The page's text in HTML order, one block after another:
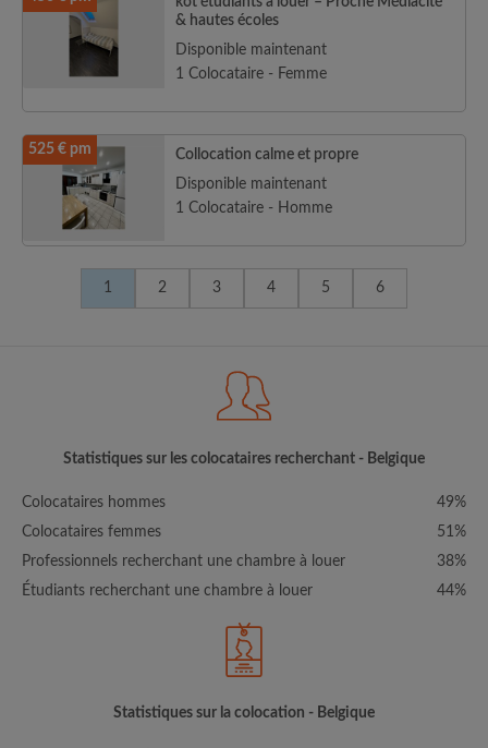
& hautes écoles
Disponible maintenant
1 Colocataire - Femme
525 € pm
Collocation calme et propre
Disponible maintenant
1 Colocataire - Homme
1 2 3 4 5 6
Statistiques sur les colocataires recherchant - Belgique
Colocataires hommes
49%
Colocataires femmes
51%
Professionnels recherchant une chambre à louer
38%
Étudiants recherchant une chambre à louer
44%
Statistiques sur la colocation - Belgique